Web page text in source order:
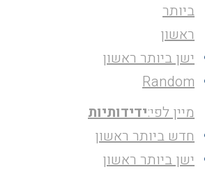
ביותר
ראשון
ישן ביותר ראשון
Random
מיין לפי:ידידותיות
חדש ביותר ראשון
ישן ביותר ראשון